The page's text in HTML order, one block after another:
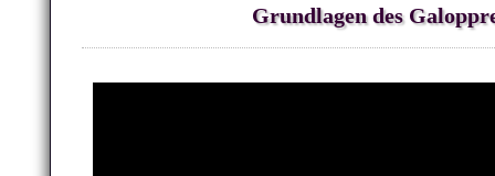
Grundlagen des